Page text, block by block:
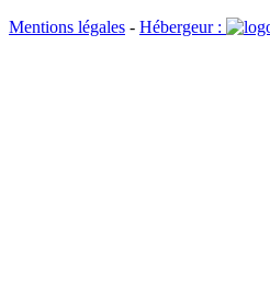
Mentions légales - Hébergeur :